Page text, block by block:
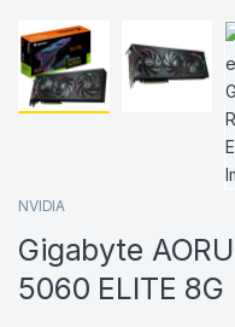
NVIDIA
Gigabyte
5060 ELITE 8G